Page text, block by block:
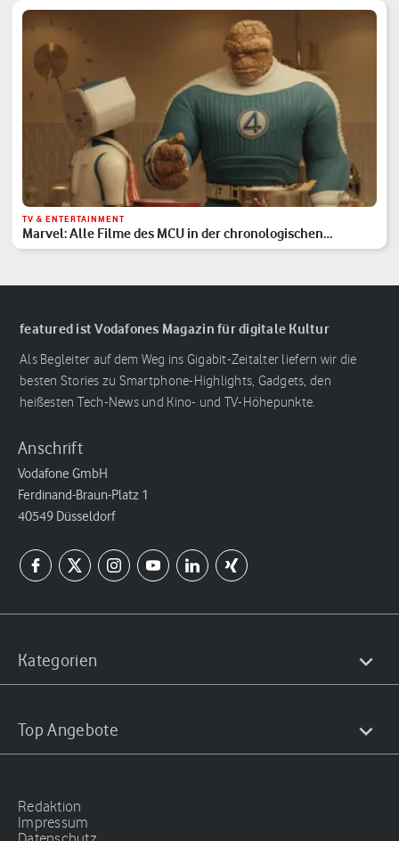
TV & ENTERTAINMENT
Marvel: Alle Filme des MCU in der chronologischen
Reihenfolge
featured ist Vodafones Magazin für digitale Kultur
Als Begleiter auf dem Weg ins Gigabit-Zeitalter liefern wir die
besten Stories zu Smartphone-Highlights, Gadgets, den
heißesten Tech-News und Kino- und TV-Höhepunkte.
Anschrift
Vodafone GmbH
Ferdinand-Braun-Platz 1
40549 Düsseldorf
Kategorien
Top Angebote
Redaktion
Impressum